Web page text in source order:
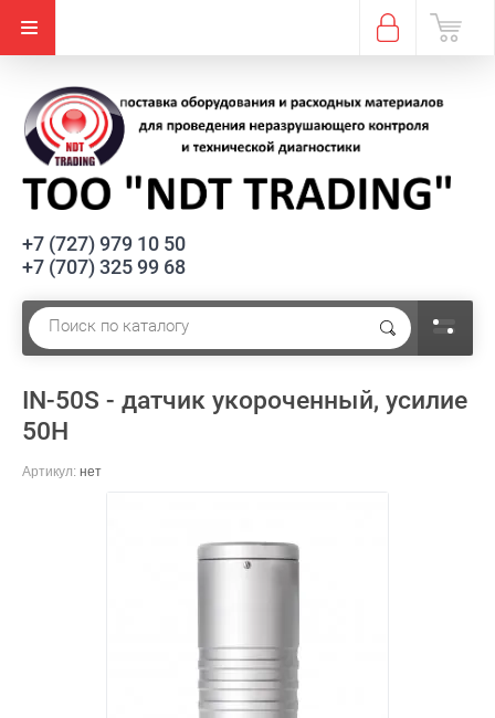
+7 (727) 979 10 50
+7 (707) 325 99 68
IN-50S - датчик укороченный, усилие
50Н
Артикул: нет